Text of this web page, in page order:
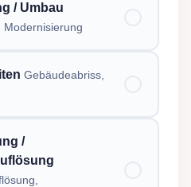
/ Umbau
Modernisierung
Gebäudeabriss,
/